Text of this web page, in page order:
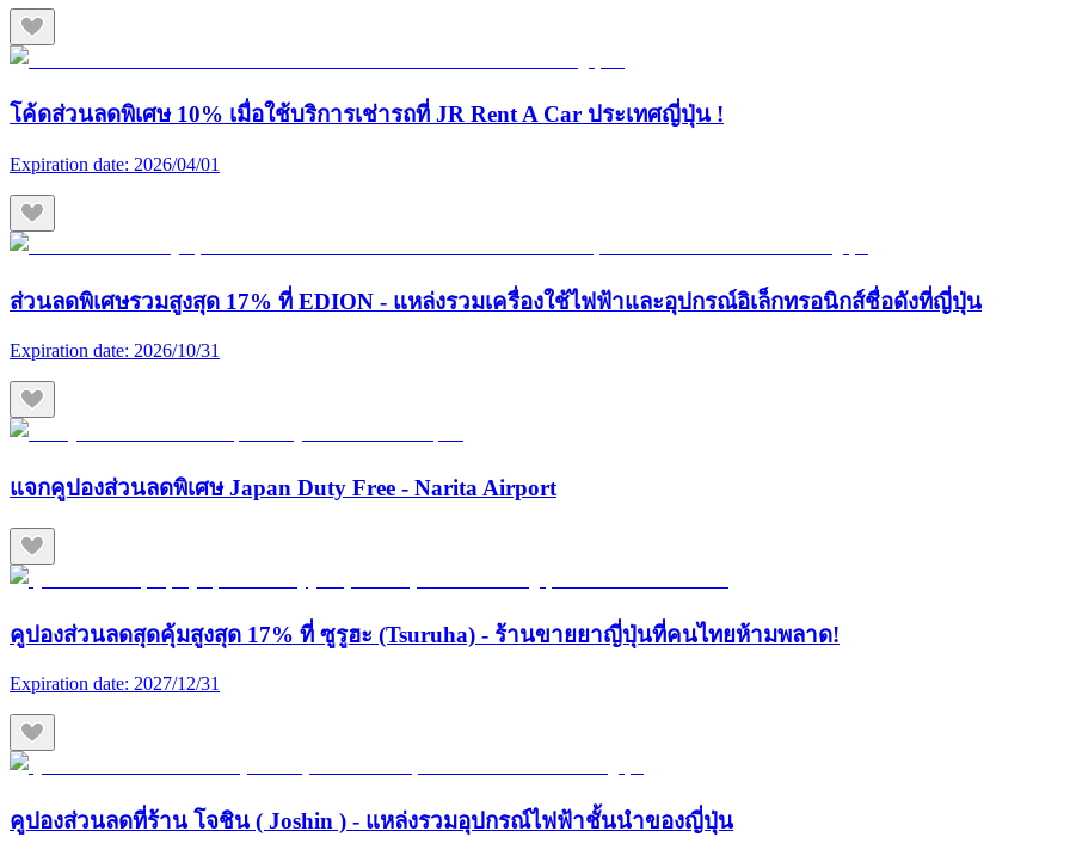
โค้ดส่วนลดพิเศษ 10% เมื่อใช้บริการเช่ารถที่ JR Rent A Car ประเทศญี่ปุ่น !
Expiration date: 2026/04/01
ส่วนลดพิเศษรวมสูงสุด 17% ที่ EDION - แหล่งรวมเครื่องใช้ไฟฟ้าและอุปกรณ์อิเล็กทรอนิกส์ชื่อดังที่ญี่ปุ่น
Expiration date: 2026/10/31
แจกคูปองส่วนลดพิเศษ Japan Duty Free - Narita Airport
คูปองส่วนลดสุดคุ้มสูงสุด 17% ที่ ซูรูฮะ (Tsuruha) - ร้านขายยาญี่ปุ่นที่คนไทยห้ามพลาด!
Expiration date: 2027/12/31
คูปองส่วนลดที่ร้าน โจชิน ( Joshin ) - แหล่งรวมอุปกรณ์ไฟฟ้าชั้นนำของญี่ปุ่น